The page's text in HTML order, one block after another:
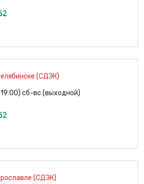
(СДЭК)
сб-вс (выходной)
(СДЭК)